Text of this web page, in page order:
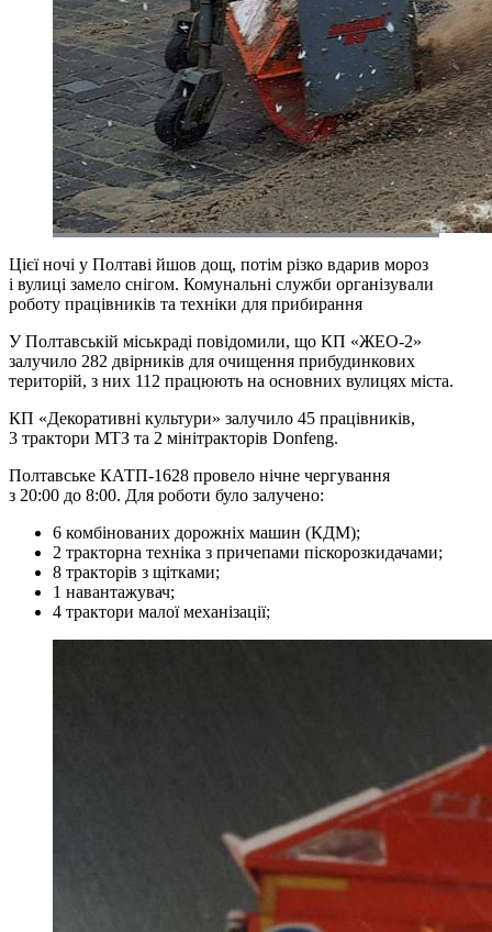
Цієї ночі у Полтаві йшов дощ, потім різко вдарив мороз
і вулиці замело снігом. Комунальні служби організували
роботу працівників та техніки для прибирання
У Полтавській міськраді повідомили, що КП «ЖЕО-2»
залучило 282 двірників для очищення прибудинкових
територій, з них 112 працюють на основних вулицях міста.
КП «Декоративні культури» залучило 45 працівників,
3 трактори МТЗ та 2 мінітракторів Donfeng.
Полтавське КАТП-1628 провело нічне чергування
з 20:00 до 8:00. Для роботи було залучено:
6 комбінованих дорожніх машин (КДМ);
2 тракторна техніка з причепами піскорозкидачами;
8 тракторів з щітками;
1 навантажувач;
4 трактори малої механізації;